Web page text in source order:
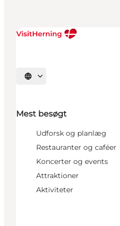
Vælg sprog
Mest besøgt
Udforsk og planlæg
Restauranter og caféer
Koncerter og events
Attraktioner
Aktiviteter